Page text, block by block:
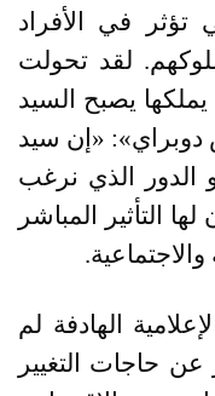
تؤثر في الأفراد
لقد تحولت
يصبح السيد
دوبراي»: « إن سيد
الدور الذي نرغب
التأثير المباشر
.
الهادفة لم
حاجات التغيير